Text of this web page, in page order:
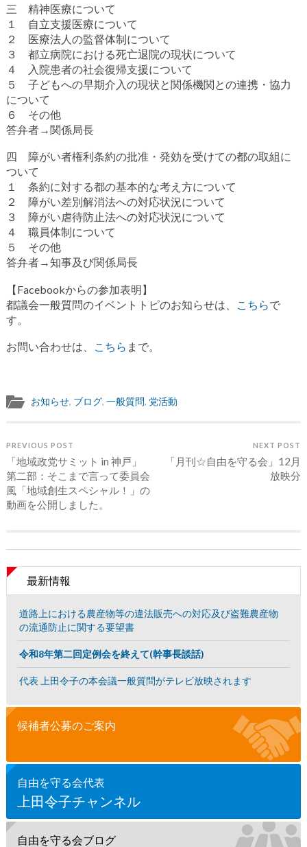
三 精神医療について
１ 自立支援医療について
２ 医療法人の監督体制について
３ 都立病院における死亡退院の現状について
４ 入院患者の社会復帰支援について
５ 子どもへの早期介入の現状と関係機関との連携・協力
について
６ その他
答弁者→関係局長
四 障がい者権利条約の批准・発効を受けての都の取組に
ついて
１ 条約に対する都の基本的な考え方について
２ 障がい差別解消法への対応状況について
３ 障がい虐待防止法への対応状況について
４ 職員体制について
５ その他
答弁者→知事及び関係局長
【Facebookからの参加表明】
都議会一般質問のイベントトピのお知らせは、
こちらで
す。
お問い合わせは、 こちら まで。
お知らせ, ブログ, 一般質問, 党活動
PREVIOUS POST
「地域政党サミット in 神戸」
第二部：そこまで言って委員会
風「地域創生スペシャル！」の
動画を公開しました。
NEXT POST
「月刊☆自由を守る会」12月
放映分
最新情報
道路上における農産物等の違法販売への対応及び盗難農産物
の流通防止に関する要望書
令和8年第二回定例会を終えて(幹事長談話)
代表 上田令子の本会議一般質問がテレビ放映されます
候補者公募のご案内
自由を守る会代表
上田令子チャンネル
自由を守る会ブログ